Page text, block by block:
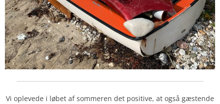
Vi oplevede i løbet af sommeren det positive, at også gæstende